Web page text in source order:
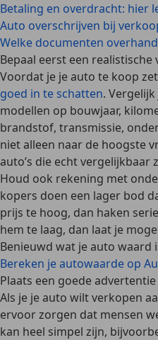
Betaling en overdracht: hier
Auto overschrijven bij
Welke documenten
Bepaal eerst een realistische
Voordat je je auto te koop
goed in te schatten.
modellen op bouwjaar,
brandstof, transmissie,
niet alleen naar de hoogste
auto’s die echt vergelijkbaar
Houd ook rekening met
kopers doen een lager bod
prijs te hoog, dan haken
hem te laag, dan laat je
Benieuwd wat je auto waard
Bereken je autowaarde op
Plaats een goede advertentie
Als je je auto wilt verkopen
ervoor zorgen dat mensen
kan heel simpel zijn,